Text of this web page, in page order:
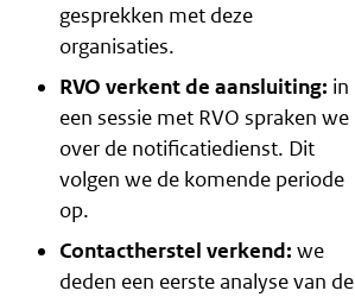
gesprekken met deze
organisaties.
RVO verkent de aansluiting: in
een sessie met RVO spraken we
over de notificatiedienst. Dit
volgen we de komende periode
op.
Contactherstel verkend: we
deden een eerste analyse van de